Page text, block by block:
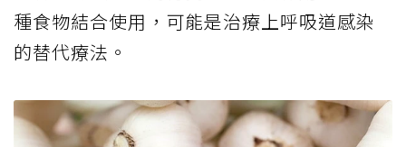
種食物結合使用，可能是治療上呼吸道感染
的替代療法。